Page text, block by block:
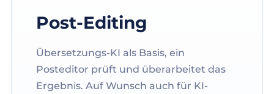
Post-Editing
Übersetzungs-KI als Basis, ein
Posteditor prüft und überarbeitet das
Ergebnis. Auf Wunsch auch für KI-